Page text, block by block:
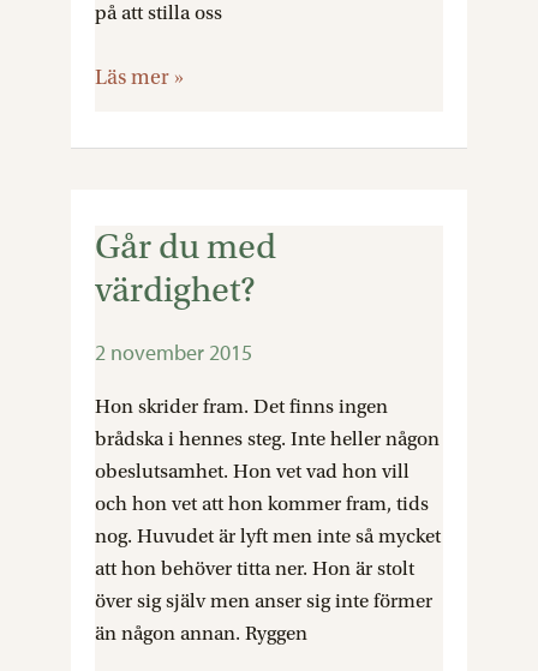
på att stilla oss
Läs mer »
Går du med
värdighet?
2 november 2015
Hon skrider fram. Det finns ingen
brådska i hennes steg. Inte heller någon
obeslutsamhet. Hon vet vad hon vill
och hon vet att hon kommer fram, tids
nog. Huvudet är lyft men inte så mycket
att hon behöver titta ner. Hon är stolt
över sig själv men anser sig inte förmer
än någon annan. Ryggen
Går
du
med